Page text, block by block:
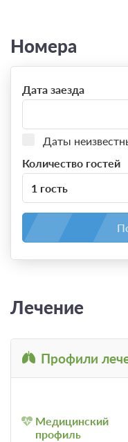
Номера
Дата заезда
Даты
Количество гостей
1 гость
Лечение
Профили
Медицинский
профиль